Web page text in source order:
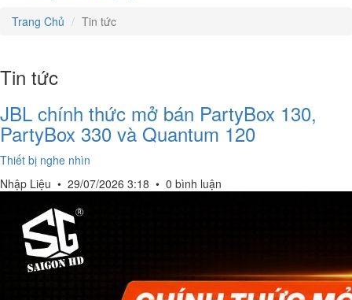
Trang Chủ
Tin tức
Tin tức
JBL chính thức mở bán PartyBox 130,
PartyBox 330 và Quantum 120
Thiết bị nghe nhìn
Nhập Liệu • 29/07/2026 3:18 • 0 bình luận